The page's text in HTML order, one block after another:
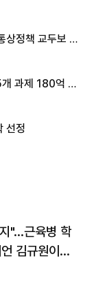
정책 교두보 활
과제 180억 지
선정
"…근육병 학
김규원이었